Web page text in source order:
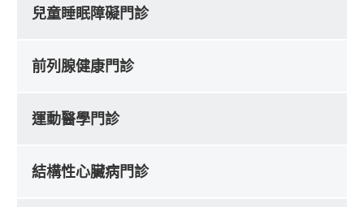
兒童睡眠障礙門診
前列腺健康門診
運動醫學門診
結構性心臟病門診